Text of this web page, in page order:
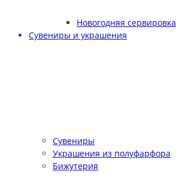
Новогодняя сервировка
Сувениры и украшения
Сувениры
Украшения из полуфарфора
Бижутерия